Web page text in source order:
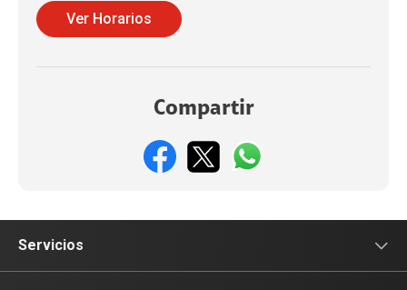
Ver Horarios
Compartir
Servicios